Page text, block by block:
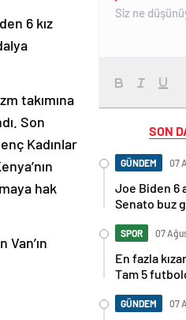
6 kız
takımına
Son
Kadınlar
hak
SON
GÜNDEM 07
Joe Biden 6
Senato buz
SPOR 07
En fazla
Tam 5
GÜNDEM 07